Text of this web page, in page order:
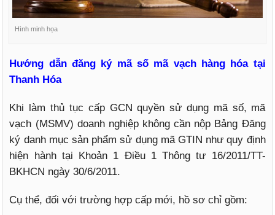
Hình minh họa
Hướng dẫn đăng ký mã số mã vạch hàng hóa tại
Thanh Hóa
Khi làm thủ tục cấp GCN quyền sử dụng mã số, mã
vạch (MSMV) doanh nghiệp không cần nộp Bảng Đăng
ký danh mục sản phẩm sử dụng mã GTIN như quy định
hiện hành tại Khoản 1 Điều 1 Thông tư 16/2011/TT-
BKHCN ngày 30/6/2011.
Cụ thể, đối với trường hợp cấp mới, hồ sơ chỉ gồm: